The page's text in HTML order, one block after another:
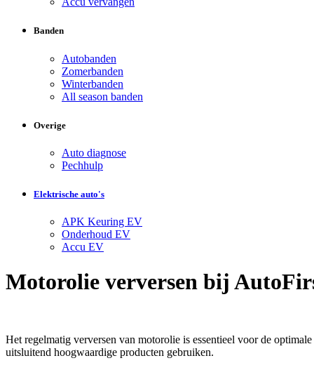
Banden
Autobanden
Zomerbanden
Winterbanden
All season banden
Overige
Auto diagnose
Pechhulp
Elektrische auto's
APK Keuring EV
Onderhoud EV
Accu EV
Motorolie verversen bij
Het regelmatig verversen van motorolie is essentieel voor de
uitsluitend hoogwaardige producten gebruiken.